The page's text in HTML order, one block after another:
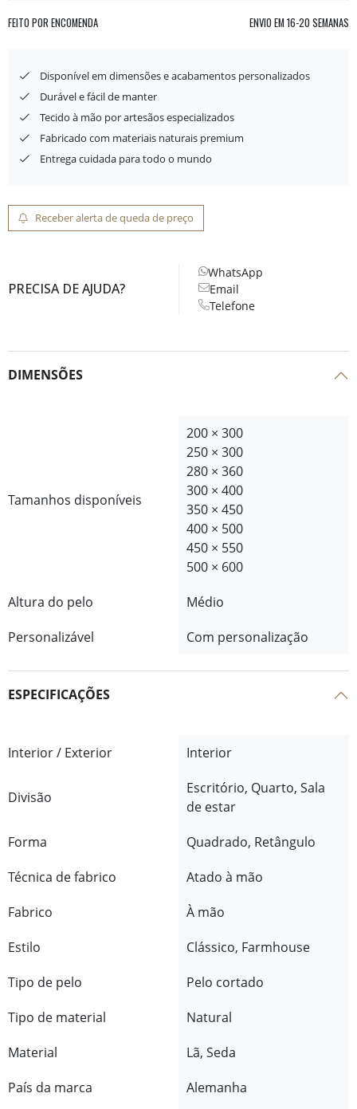
FEITO POR ENCOMENDA ENVIO EM 16-20 SEMANAS
Disponível em dimensões e acabamentos personalizados
Durável e fácil de manter
Tecido à mão por artesãos especializados
Fabricado com materiais naturais premium
Entrega cuidada para todo o mundo
Receber alerta de queda de preço
PRECISA DE AJUDA?
WhatsApp
Email
Telefone
DIMENSÕES
Tamanhos disponíveis
200 × 300
250 × 300
280 × 360
300 × 400
350 × 450
400 × 500
450 × 550
500 × 600
Altura do pelo
Médio
Personalizável
Com personalização
ESPECIFICAÇÕES
Interior / Exterior Interior
Divisão
Escritório, Quarto, Sala
de estar
Forma
Quadrado, Retângulo
Técnica de fabrico
Atado à mão
Fabrico
À mão
Estilo
Clássico, Farmhouse
Tipo de pelo
Pelo cortado
Tipo de material
Natural
Material
Lã, Seda
País da marca
Alemanha